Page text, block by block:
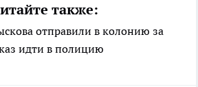
также:
отправили в колонию за
идти в полицию